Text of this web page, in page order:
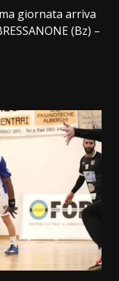
giornata arriva
(Bz) –